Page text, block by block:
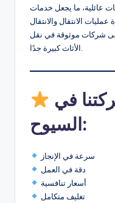
عائلية، ما يجعل خدمات
الانتقال والانتقال
شركات موثوقة في نقل
الأثاث كبيرة جدًا.
السيوح:
سرعة في الإنجاز
دقة في العمل
أسعار تنافسية
تغليف متكامل